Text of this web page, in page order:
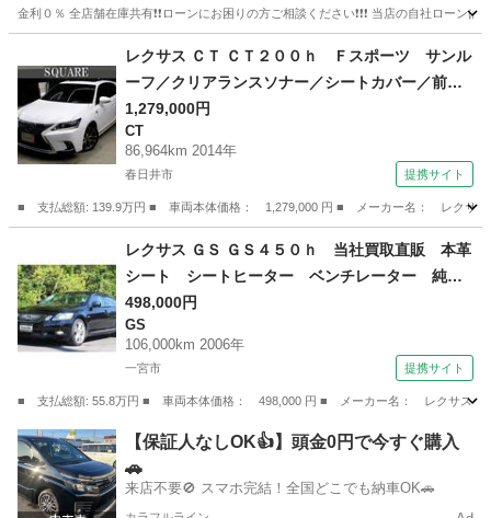
金利０％ 全店舗在庫共有❗️❗️ローンにお困りの方ご相談ください❗️❗️❗️ 当店の自社ロ
NX ローン
レクサス ＣＴ ＣＴ２００ｈ Ｆスポーツ サンル
ーフ／クリアランスソナー／シートカバー／前後
ドラレコ／ＴＶキャンセラー／ＬＥＤ三眼ヘッド
／シートヒーター／本革ステアリング／純正ナビ
／フルセグ／バックカメラ／Ｂｌｕｅｔｏｏｔｈ
1,279,000円
CT
86,964km 2014年
春日井市 提携サイト
■ 支払総額: 139.9万円 ■ 車両本体価格： 1,279,000 円 ■ メーカー名： レクサ
CT
レクサス ＧＳ ＧＳ４５０ｈ 当社買取直販 本革
シート シートヒーター ベンチレーター 純正
ナビ バックカメラ ＥＴＣ （検9.7）
498,000円
GS
106,000km 2006年
一宮市 提携サイト
■ 支払総額: 55.8万円 ■ 車両本体価格： 498,000 円 ■ メーカー名： レクサ
愛知 一宮市 GS
【保証人なしOK👍】頭金0円で今すぐ購入
🚗
来店不要🚫 スマホ完結！全国どこでも納車OK🚗